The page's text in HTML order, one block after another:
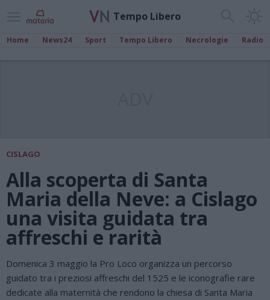
Tempo Libero
Home News24 Sport Tempo Libero Necrologie Radio
CISLAGO
Alla scoperta di Santa
Maria della Neve: a Cislago
una visita guidata tra
affreschi e rarità
Domenica 3 maggio la Pro Loco organizza un percorso
guidato tra i preziosi affreschi del 1525 e le iconografie rare
dedicate alla maternità che rendono la chiesa di Santa Maria